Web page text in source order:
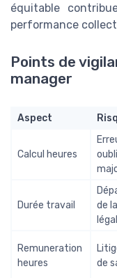
équitable
performance
Points de
manager
Aspect
Calcul heures
Durée travail
de
Remuneration
heures
de